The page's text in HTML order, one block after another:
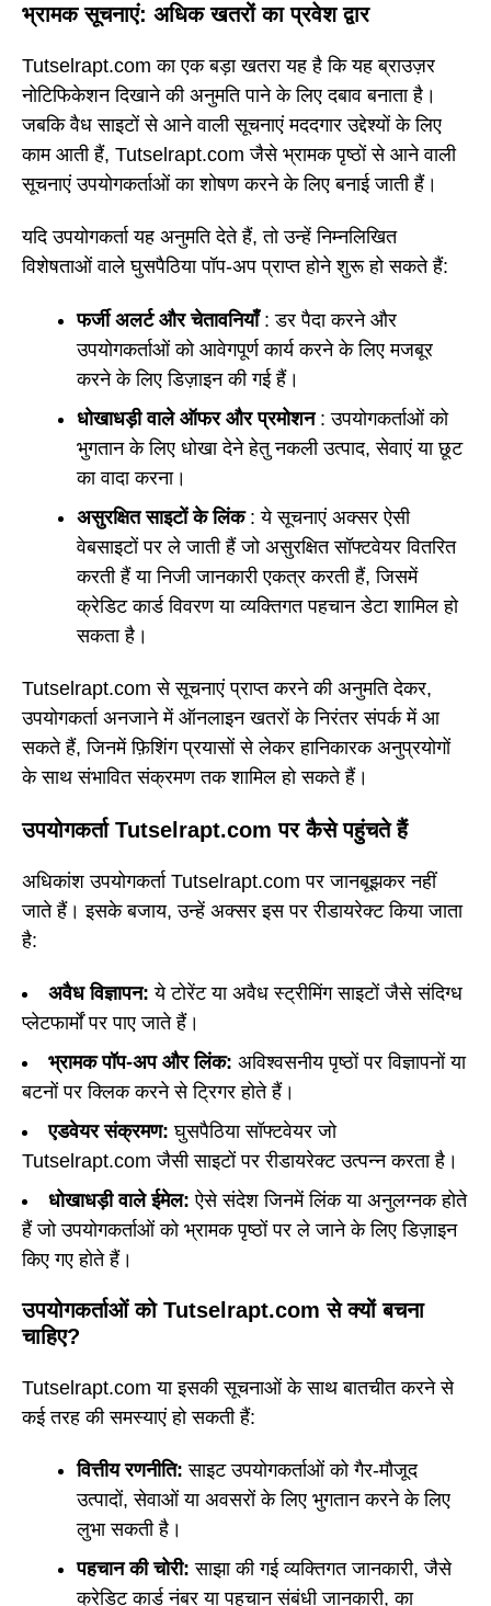
भ्रामक सूचनाएं: अधिक खतरों का प्रवेश द्वार
Tutselrapt.com का एक बड़ा खतरा यह है कि यह ब्राउज़र
नोटिफिकेशन दिखाने की अनुमति पाने के लिए दबाव बनाता है।
जबकि वैध साइटों से आने वाली सूचनाएं मददगार उद्देश्यों के लिए
काम आती हैं, Tutselrapt.com जैसे भ्रामक पृष्ठों से आने वाली
सूचनाएं उपयोगकर्ताओं का शोषण करने के लिए बनाई जाती हैं।
यदि उपयोगकर्ता यह अनुमति देते हैं, तो उन्हें निम्नलिखित
विशेषताओं वाले घुसपैठिया पॉप-अप प्राप्त होने शुरू हो सकते हैं:
फर्जी अलर्ट और चेतावनियाँ: डर पैदा करने और
उपयोगकर्ताओं को आवेगपूर्ण कार्य करने के लिए मजबूर
करने के लिए डिज़ाइन की गई हैं।
धोखाधड़ी वाले ऑफर और प्रमोशन: उपयोगकर्ताओं को
भुगतान के लिए धोखा देने हेतु नकली उत्पाद, सेवाएं या छूट
का वादा करना।
असुरक्षित साइटों के लिंक: ये सूचनाएं अक्सर ऐसी
वेबसाइटों पर ले जाती हैं जो असुरक्षित सॉफ्टवेयर वितरित
करती हैं या निजी जानकारी एकत्र करती हैं, जिसमें
क्रेडिट कार्ड विवरण या व्यक्तिगत पहचान डेटा शामिल हो
सकता है।
Tutselrapt.com से सूचनाएं प्राप्त करने की अनुमति देकर,
उपयोगकर्ता अनजाने में ऑनलाइन खतरों के निरंतर संपर्क में आ
सकते हैं, जिनमें फ़िशिंग प्रयासों से लेकर हानिकारक अनुप्रयोगों
के साथ संभावित संक्रमण तक शामिल हो सकते हैं।
उपयोगकर्ता Tutselrapt.com पर कैसे पहुंचते हैं
अधिकांश उपयोगकर्ता Tutselrapt.com पर जानबूझकर नहीं
जाते हैं। इसके बजाय, उन्हें अक्सर इस पर रीडायरेक्ट किया जाता
है:
अवैध विज्ञापन: ये टोरेंट या अवैध स्ट्रीमिंग साइटों जैसे संदिग्ध
प्लेटफार्मों पर पाए जाते हैं।
भ्रामक पॉप-अप और लिंक: अविश्वसनीय पृष्ठों पर विज्ञापनों या
बटनों पर क्लिक करने से ट्रिगर होते हैं।
एडवेयर संक्रमण: घुसपैठिया सॉफ्टवेयर जो
Tutselrapt.com जैसी साइटों पर रीडायरेक्ट उत्पन्न करता है।
धोखाधड़ी वाले ईमेल: ऐसे संदेश जिनमें लिंक या अनुलग्नक होते
हैं जो उपयोगकर्ताओं को भ्रामक पृष्ठों पर ले जाने के लिए डिज़ाइन
किए गए होते हैं।
उपयोगकर्ताओं को Tutselrapt.com से क्यों बचना
चाहिए?
Tutselrapt.com या इसकी सूचनाओं के साथ बातचीत करने से
कई तरह की समस्याएं हो सकती हैं:
वित्तीय रणनीति: साइट उपयोगकर्ताओं को गैर-मौजूद
उत्पादों, सेवाओं या अवसरों के लिए भुगतान करने के लिए
लुभा सकती है।
पहचान की चोरी: साझा की गई व्यक्तिगत जानकारी, जैसे
क्रेडिट कार्ड नंबर या पहचान संबंधी जानकारी, का